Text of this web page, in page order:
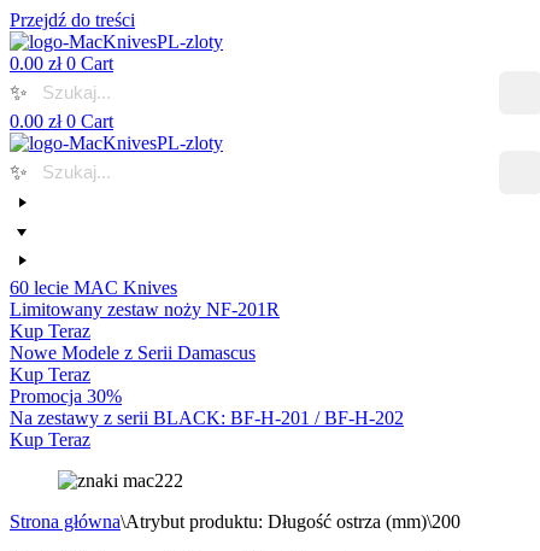
Przejdź do treści
0.00 zł 0 Cart
✨
0.00 zł 0 Cart
✨
60 lecie MAC Knives
Limitowany zestaw noży NF-201R
Kup Teraz
Nowe Modele z Serii Damascus
Kup Teraz
Promocja 30%
Na zestawy z serii BLACK: BF-H-201 / BF-H-202
Kup Teraz
Strona główna\Atrybut produktu: Długość ostrza (mm)\200